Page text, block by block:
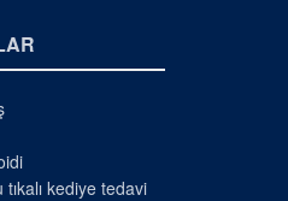
kediye tedavi